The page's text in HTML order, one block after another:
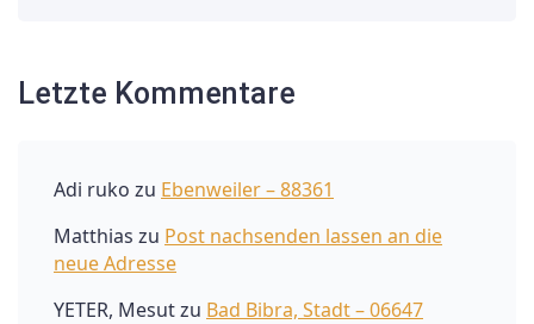
Letzte Kommentare
Adi ruko zu Ebenweiler – 88361
Matthias zu Post nachsenden lassen an die
neue Adresse
YETER, Mesutzu Bad Bibra, Stadt – 06647